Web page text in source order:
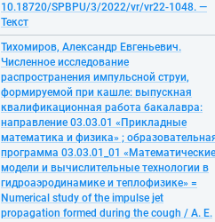
10.18720/SPBPU/3/2022/vr/vr22-1048. —
Текст
Тихомиров, Александр Евгеньевич.
Численное исследование
распространения импульсной струи,
формируемой при кашле: выпускная
квалификационная работа бакалавра:
направление 03.03.01 «Прикладные
математика и физика» ;
программа 03.03.01_01 «Математические
модели и вычислительные технологии в
гидроаэродинамике и теплофизике» =
Numerical study of the impulse jet
propagation formed during the cough / А. Е.